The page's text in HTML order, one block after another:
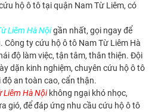
hộ ô tô tại quận Nam Từ Liêm, có
Liêm Hà Nộigần nhất, gọi ngay để
ty cứu hộ ô tô Nam Từ Liêm Hà
độ làm việc, tận tâm, thân thiện. Đội
dặn kinh nghiệm, chuyên cứu hộ ô tô
an toàn cao, cẩn thận.
Liêm Hà Nộikhông ngại khó nhọc,
gió, để đáp ứng nhu cầu cứu hộ ô tô